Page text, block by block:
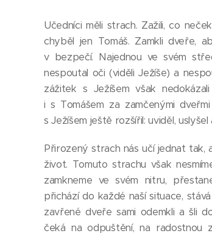
Učedníci měli strach. Zažili, co
chyběl jen Tomáš. Zamkli dveře,
v bezpečí. Najednou ve svém
nespoutal oči (viděli Ježíše) a
zážitek s Ježíšem však
i s Tomášem za zamčenými
s Ježíšem ještě rozšířil: uviděl,
Přirozený strach nás učí jednat tak,
život. Tomuto strachu však
zamkneme ve svém nitru,
přichází do každé naší situace,
zavřené dveře sami odemkli a šli
čeká na odpuštění, na